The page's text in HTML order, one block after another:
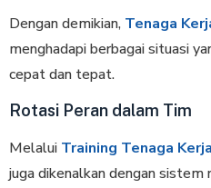
Dengan demikian, Tenaga
menghadapi berbagai situasi
cepat dan tepat.
Rotasi Peran dalam Tim
Melalui Training Tenaga
juga dikenalkan dengan sistem